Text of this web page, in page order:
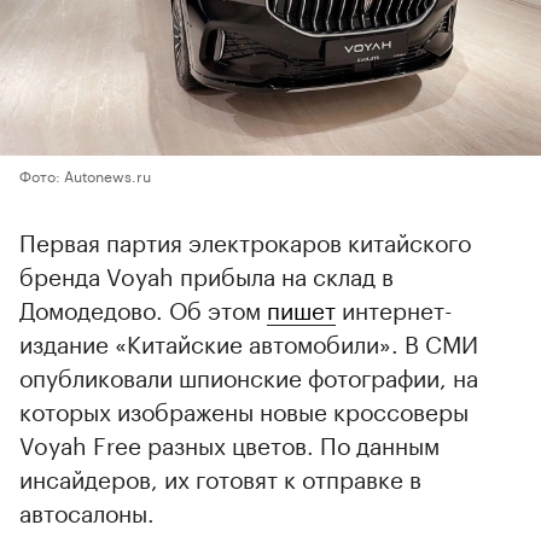
Фото: Autonews.ru
Первая партия электрокаров китайского
бренда Voyah прибыла на склад в
Домодедово. Об этом пишет интернет-
издание «Китайские автомобили». В СМИ
опубликовали шпионские фотографии, на
которых изображены новые кроссоверы
Voyah Free разных цветов. По данным
инсайдеров, их готовят к отправке в
автосалоны.